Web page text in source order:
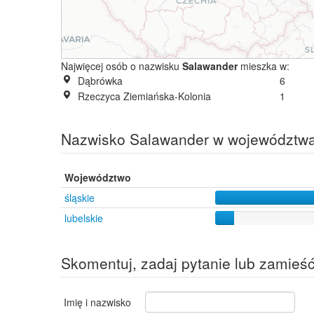
Najwięcej osób o nazwisku Salawandermieszka w:
Dąbrówka
6
Rzeczyca Ziemiańska-Kolonia
1
Nazwisko Salawander w
Województwo
śląskie
lubelskie
Skomentuj, zadaj pytanie lub
Imię i nazwisko